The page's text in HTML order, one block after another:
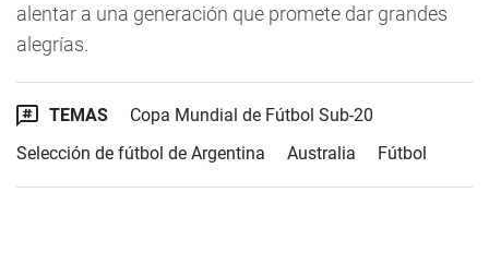
alentar a una generación que promete dar grandes
alegrías.
TEMAS
Copa Mundial de Fútbol Sub-20
Selección de fútbol de Argentina
Australia Fútbol